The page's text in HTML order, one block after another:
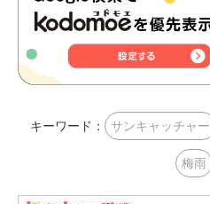
キーワード： サンキャッチャー
梅雨